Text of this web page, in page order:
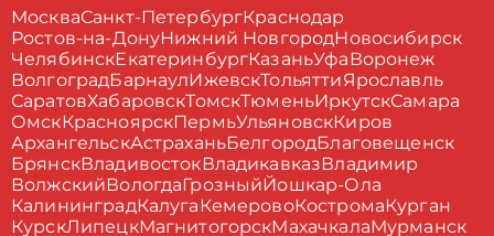
МоскваСанкт-ПетербургКраснодар
Ростов-на-ДонуНижний НовгородНовосибирск
ЧелябинскЕкатеринбургКазаньУфа Воронеж
ВолгоградБарнаулИжевскТольяттиЯрославль
СаратовХабаровскТомскТюменьИркутскСамара
ОмскКрасноярскПермьУльяновскКиров
АрхангельскАстраханьБелгородБлаговещенск
БрянскВладивостокВладикавказВладимир
ВолжскийВологдаГрозныйЙошкар-Ола
КалининградКалуга КемеровоКостромаКурган
КурскЛипецкМагнитогорскМахачкалаМурманск